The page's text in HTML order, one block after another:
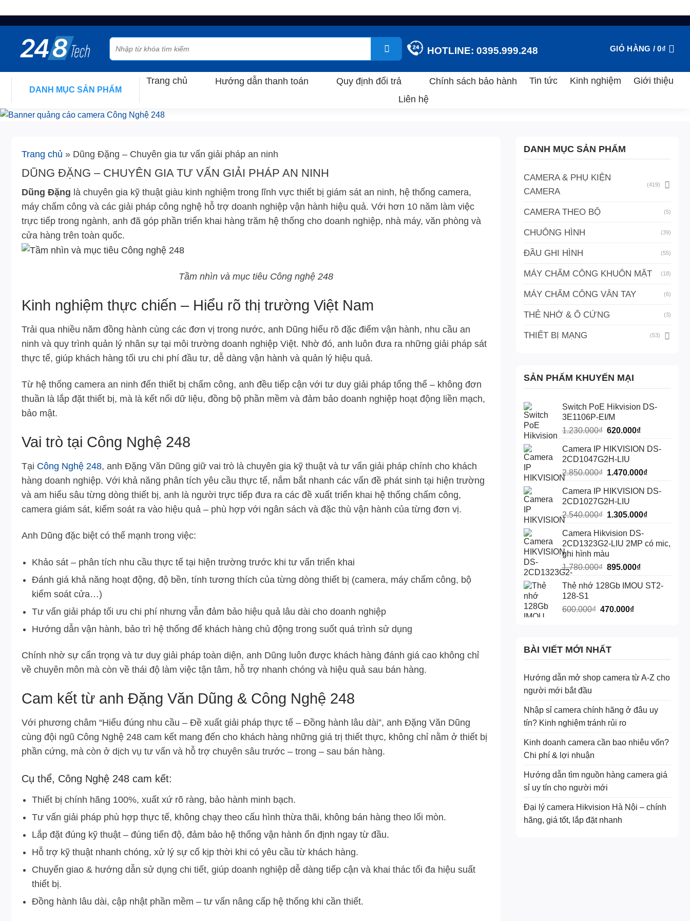
content
Tìm
kiếm:
HOTLINE: 0395.999.248 GIỎ HÀNG /0₫
DANH MỤC SẢN PHẨM
Trang chủ Hướng dẫn thanh toán Quy định đổi trả Chính sách bảo hành Tin tức Kinh nghiệm
Giới thiệu
Liên hệ
Trang chủ » Dũng Đặng – Chuyên gia tư vấn giải pháp an ninh
DŨNG ĐẶNG – CHUYÊN GIA TƯ VẤN GIẢI PHÁP AN NINH
Dũng Đặng là chuyên gia kỹ thuật giàu kinh nghiệm trong lĩnh vực thiết bị giám sát an ninh, hệ thống camera,
máy chấm công và các giải pháp công nghệ hỗ trợ doanh nghiệp vận hành hiệu quả. Với hơn 10 năm làm việc
trực tiếp trong ngành, anh đã góp phần triển khai hàng trăm hệ thống cho doanh nghiệp, nhà máy, văn phòng và
cửa hàng trên toàn quốc.
Tầm nhìn và mục tiêu Công nghệ 248
Kinh nghiệm thực chiến – Hiểu rõ thị trường Việt Nam
Trải qua nhiều năm đồng hành cùng các đơn vị trong nước, anh Dũng hiểu rõ đặc điểm vận hành, nhu cầu an
ninh và quy trình quản lý nhân sự tại môi trường doanh nghiệp Việt. Nhờ đó, anh luôn đưa ra những giải pháp sát
thực tế, giúp khách hàng tối ưu chi phí đầu tư, dễ dàng vận hành và quản lý hiệu quả.
Từ hệ thống camera an ninh đến thiết bị chấm công, anh đều tiếp cận với tư duy giải pháp tổng thể – không đơn
thuần là lắp đặt thiết bị, mà là kết nối dữ liệu, đồng bộ phần mềm và đảm bảo doanh nghiệp hoạt động liền mạch,
bảo mật.
Vai trò tại Công Nghệ 248
Tại Công Nghệ 248, anh Đặng Văn Dũng giữ vai trò là chuyên gia kỹ thuật và tư vấn giải pháp chính cho khách
hàng doanh nghiệp. Với khả năng phân tích yêu cầu thực tế, nắm bắt nhanh các vấn đề phát sinh tại hiện trường
và am hiểu sâu từng dòng thiết bị, anh là người trực tiếp đưa ra các đề xuất triển khai hệ thống chấm công,
camera giám sát, kiểm soát ra vào hiệu quả – phù hợp với ngân sách và đặc thù vận hành của từng đơn vị.
Anh Dũng đặc biệt có thế mạnh trong việc:
Khảo sát – phân tích nhu cầu thực tế tại hiện trường trước khi tư vấn triển khai
Đánh giá khả năng hoạt động, độ bền, tính tương thích của từng dòng thiết bị (camera, máy chấm công, bộ
kiểm soát cửa…)
Tư vấn giải pháp tối ưu chi phí nhưng vẫn đảm bảo hiệu quả lâu dài cho doanh nghiệp
Hướng dẫn vận hành, bảo trì hệ thống để khách hàng chủ động trong suốt quá trình sử dụng
Chính nhờ sự cẩn trọng và tư duy giải pháp toàn diện, anh Dũng luôn được khách hàng đánh giá cao không chỉ
về chuyên môn mà còn về thái độ làm việc tận tâm, hỗ trợ nhanh chóng và hiệu quả sau bán hàng.
Cam kết từ anh Đặng Văn Dũng & Công Nghệ 248
Với phương châm “Hiểu đúng nhu cầu – Đề xuất giải pháp thực tế – Đồng hành lâu dài”, anh Đặng Văn Dũng
cùng đội ngũ Công Nghệ 248 cam kết mang đến cho khách hàng những giá trị thiết thực, không chỉ nằm ở thiết bị
phần cứng, mà còn ở dịch vụ tư vấn và hỗ trợ chuyên sâu trước – trong – sau bán hàng.
Cụ thể, Công Nghệ 248 cam kết:
Thiết bị chính hãng 100%, xuất xứ rõ ràng, bảo hành minh bạch.
Tư vấn giải pháp phù hợp thực tế, không chạy theo cấu hình thừa thãi, không bán hàng theo lối mòn.
Lắp đặt đúng kỹ thuật – đúng tiến độ, đảm bảo hệ thống vận hành ổn định ngay từ đầu.
Hỗ trợ kỹ thuật nhanh chóng, xử lý sự cố kịp thời khi có yêu cầu từ khách hàng.
Chuyển giao & hướng dẫn sử dụng chi tiết, giúp doanh nghiệp dễ dàng tiếp cận và khai thác tối đa hiệu suất
thiết bị.
Đồng hành lâu dài, cập nhật phần mềm – tư vấn nâng cấp hệ thống khi cần thiết.
DANH MỤC SẢN PHẨM
CAMERA & PHỤ KIỆN
CAMERA
(419)
CAMERA THEO BỘ (5)
CHUÔNG HÌNH (39)
ĐẦU GHI HÌNH (55)
MÁY CHẤM CÔNG KHUÔN MẶT (18)
MÁY CHẤM CÔNG VÂN TAY (6)
THẺ NHỚ & Ổ CỨNG (3)
THIẾT BỊ MẠNG (53)
SẢN PHẨM KHUYẾN MẠI
Switch PoE Hikvision DS-
3E1106P-EI/M
1.230.000₫ Giá
là:
1.230.000₫.
620.000₫Giá
tại
620.000₫.
Camera IP HIKVISION DS-
2CD1047G2H-LIU
2.850.000₫ Giá
là:
2.850.000₫.
1.470.000₫Giá
tại
1.470.000₫.
Camera IP HIKVISION DS-
2CD1027G2H-LIU
2.540.000₫ Giá
là:
2.540.000₫.
1.305.000₫Giá
là:
Camera Hikvision DS-
2CD1323G2-LIU 2MP có mic,
ghi hình màu
1.780.000₫ Giá
là:
895.000₫Giá
tại
Thẻ nhớ 128Gb IMOU ST2-
128-S1
600.000₫ Giá
470.000₫Giá
BÀI VIẾT MỚI NHẤT
Hướng dẫn mở shop camera từ A-Z cho
người mới bắt đầu
Nhập sỉ camera chính hãng ở đâu uy
tín? Kinh nghiệm tránh rủi ro
Kinh doanh camera cần bao nhiêu vốn?
Chi phí & lợi nhuận
Hướng dẫn tìm nguồn hàng camera giá
sỉ uy tín cho người mới
Đại lý camera Hikvision Hà Nội – chính
hãng, giá tốt, lắp đặt nhanh